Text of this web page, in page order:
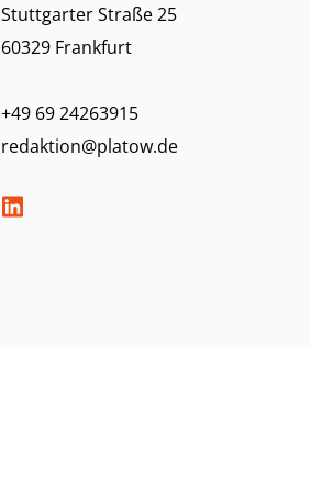
Stuttgarter Straße 25
60329 Frankfurt
+49 69 24263915
redaktion@platow.de